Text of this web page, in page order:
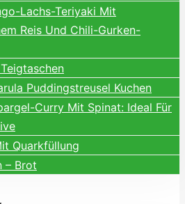
Lachs-Teriyaki Mit
Reis Und Chili-Gurken-
Puddingstreusel Kuchen
Curry Mit Spinat: Ideal Für
Quarkfüllung
– Brot